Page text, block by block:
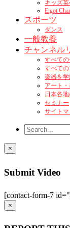
キッズ
Eigot
スポーツ
ダンス
一般教養
チャンネル
すべて
すべての
楽器を学
アート
日本各
セミナー
サイト
×
Submit Video
[contact-form-7
×